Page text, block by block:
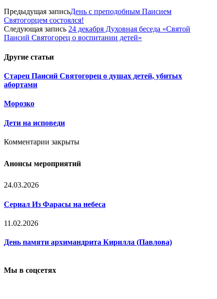
Предыдущая записьДень с преподобным Паисием
Святогорцем состоялся!
Следующая запись 24 декабря Духовная беседа «Святой
Паисий Святогорец о воспитании детей»
Другие статьи
Старец Паисий Святогорец о душах детей, убитых
абортами
Морозко
Дети на исповеди
Комментарии закрыты
Анонсы мероприятий
24.03.2026
Сериал Из Фарасы на небеса
11.02.2026
День памяти архимандрита Кирилла (Павлова)
Мы в соцсетях